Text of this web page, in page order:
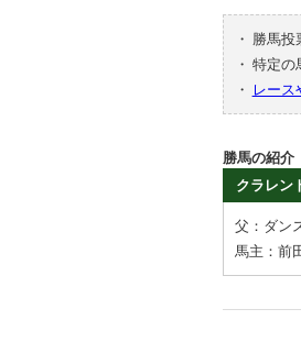
・ 勝馬投
・ 特定の
・
レース
勝馬の紹介
クラレン
父：ダン
馬主：前